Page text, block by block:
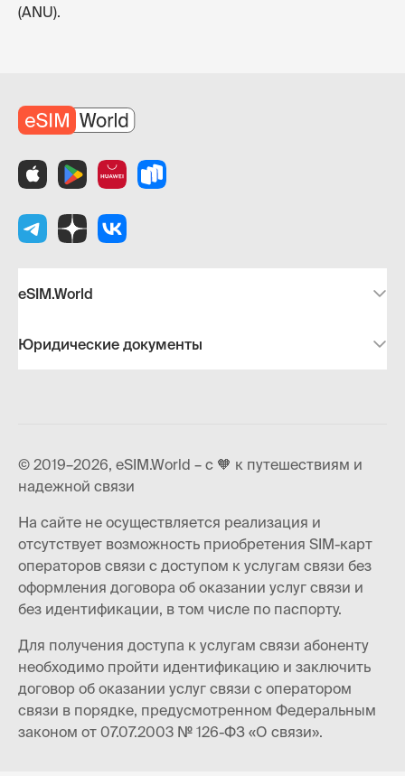
(ANU).
eSIM.World
Юридические документы
© 2019–2026, eSIM.World – с 🧡 к путешествиям и
надежной связи
На сайте не осуществляется реализация и
отсутствует возможность приобретения SIM-карт
операторов связи с доступом к услугам связи без
оформления договора об оказании услуг связи и
без идентификации, в том числе по паспорту.
Для получения доступа к услугам связи абоненту
необходимо пройти идентификацию и заключить
договор об оказании услуг связи с оператором
связи в порядке, предусмотренном Федеральным
законом от 07.07.2003 № 126-ФЗ «О связи».